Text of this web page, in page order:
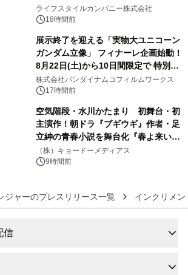
い、ポップでキュートなコレクショ
ン。
ライフスタイルカンパニー株式会社
18時間前
展示終了を迎える「実物大ユニコーン
ガンダム立像」 フィナーレ企画始動！
8月22日(土)から10日間限定で 特別映
像『UNICORN GUNDAM Statue ―
BEYOND POSSIBILITY ―』を上映！
株式会社バンダイナムコフィルムワークス
17時間前
空気階段・水川かたまり 初舞台・初
主演作！朝ドラ『ブギウギ』作者・足
立紳の青春小説を舞台化『春よ来い、
マジで来い』キービジュアル解禁！
（株）キョードーメディアス
9時間前
ジャーのプレスリリース一覧 インクリメ
信